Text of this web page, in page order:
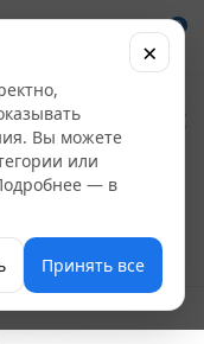
0
2
Вы можете
или
— в
Принять все
×